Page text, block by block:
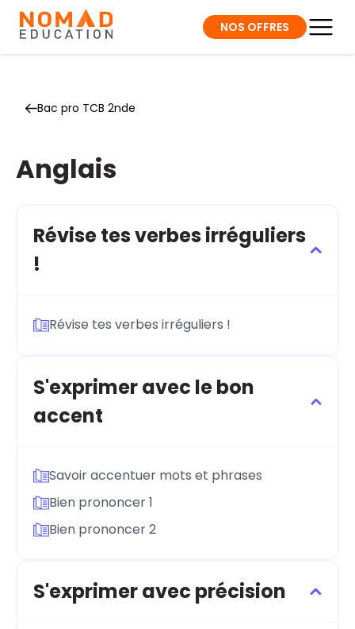
NOS OFFRES
Bac pro TCB 2nde
Anglais
Révise tes verbes irréguliers
!
Révise tes verbes irréguliers !
S'exprimer avec le bon
accent
Savoir accentuer mots et phrases
Bien prononcer 1
Bien prononcer 2
S'exprimer avec précision